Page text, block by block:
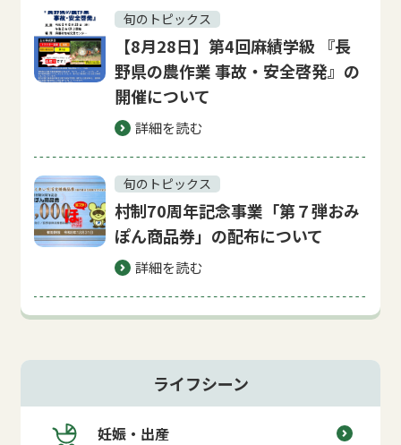
旬のトピックス
【8月28日】第4回麻績学級 『長
野県の農作業 事故・安全啓発』の
開催について
詳細を読む
旬のトピックス
村制70周年記念事業「第７弾おみ
ぽん商品券」の配布について
詳細を読む
ライフシーン
妊娠・出産